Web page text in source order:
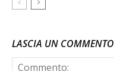
LASCIA UN COMMENTO